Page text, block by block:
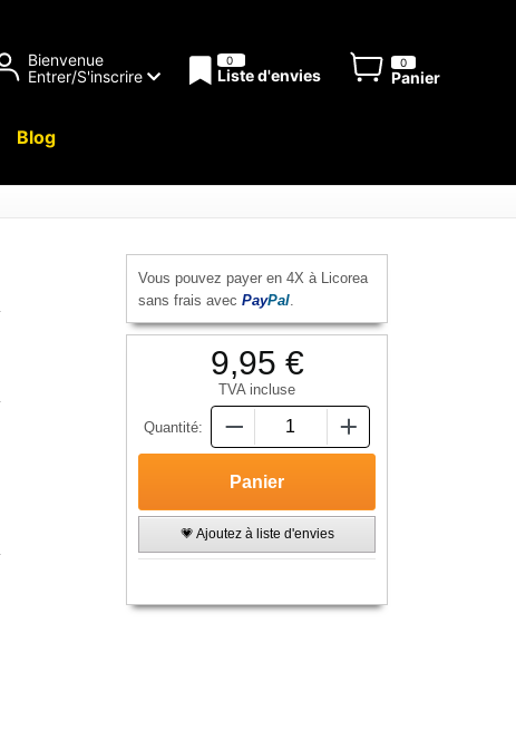
Bienvenue
Entrer/S'inscrire
0
Liste d'envies
0
Panier
Blog
Vous pouvez payer en 4X à Licorea
sans frais avec PayPal.
9,95 €
TVA incluse
Quantité:
💗 Ajoutez à liste d'envies